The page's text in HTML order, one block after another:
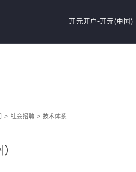
开元开户-开元(中国)
> 社会招聘 > 技术体系